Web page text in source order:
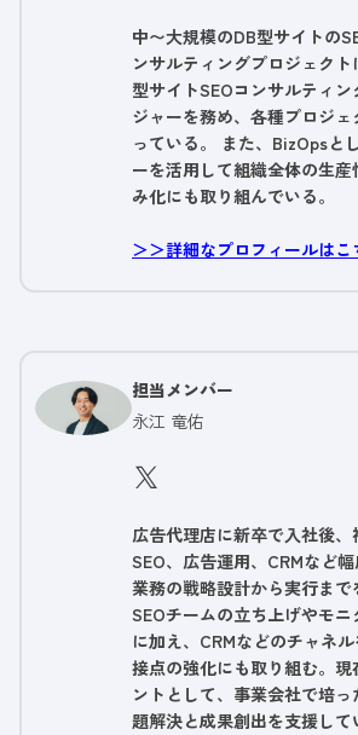
中〜大規模のDB型サイトの
ンサルティングプロジェク
型サイトSEOコンサルティ
ジャーを務め、各種プロジ
っている。 また、BizOpsと
ーを活用して組織全体の生
み化にも取り組んでいる。
＞＞詳細なプロフィールはこ
担当メンバー
永江 竜佑
広告代理店に新卒で入社後、
SEO、広告運用、CRMなど
業務の戦略設計から実行まで
SEOチームの立ち上げやモ
に加え、CRMなどのチャネ
接点の強化にも取り組む。現
ントとして、事業会社で培
題解決と成果創出を支援して